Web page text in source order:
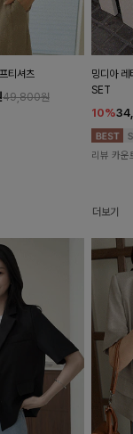
티셔츠
49,800원
밍디아 레
SET
10%
리뷰 카운
더보기